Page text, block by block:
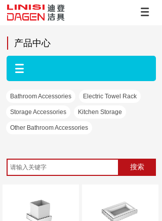
Bathroom Accessories Electric Towel Rack
Storage Accessories Kitchen Storage
Other Bathroom Accessories
产品中心
搜索